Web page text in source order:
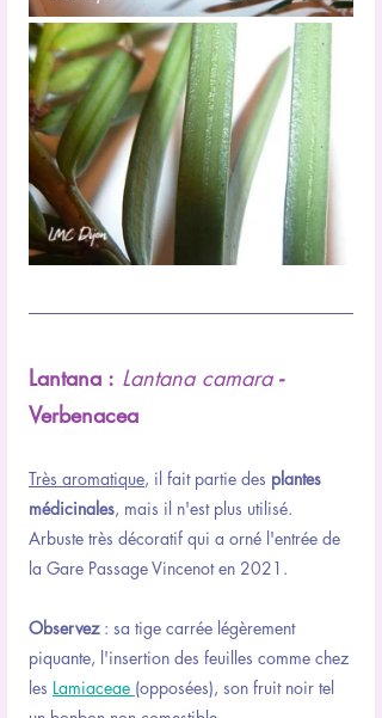
Lantana : Lantana camara -
Verbenacea
Très aromatique, il fait partie des plantes
médicinales, mais il n'est plus utilisé.
Arbuste très décoratif qui a orné l'entrée de
la Gare Passage Vincenot en 2021.
Observez : sa tige carrée légèrement
piquante, l'insertion des feuilles comme chez
les Lamiaceae (opposées), son fruit noir tel